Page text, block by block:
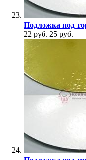
Подложка под
22 руб. 25 руб.